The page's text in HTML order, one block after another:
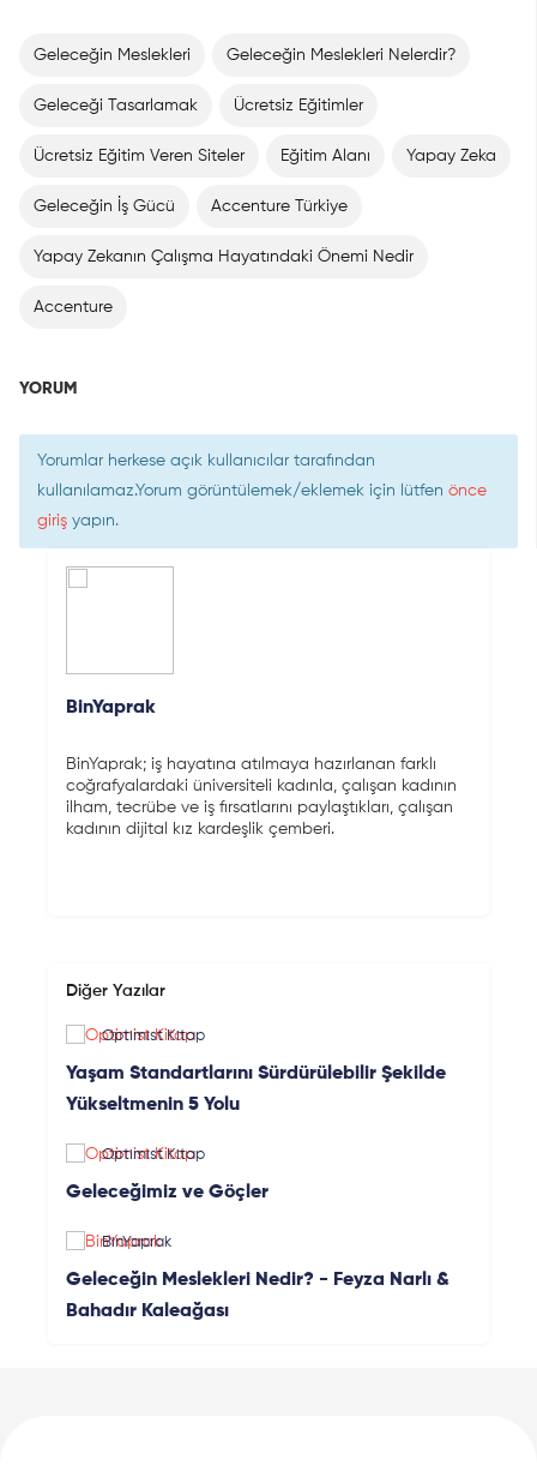
Geleceğin Meslekleri Geleceğin Meslekleri Nelerdir?
Geleceği Tasarlamak Ücretsiz Eğitimler
Ücretsiz Eğitim Veren Siteler Eğitim Alanı Yapay Zeka
Geleceğin İş Gücü Accenture Türkiye
Yapay Zekanın Çalışma Hayatındaki Önemi Nedir
Accenture
YORUM
Yorumlar herkese açık kullanıcılar tarafından
kullanılamaz.Yorum görüntülemek/eklemek için lütfen önce
giriş yapın.
BinYaprak
BinYaprak; iş hayatına atılmaya hazırlanan farklı
coğrafyalardaki üniversiteli kadınla, çalışan kadının
ilham, tecrübe ve iş fırsatlarını paylaştıkları, çalışan
kadının dijital kız kardeşlik çemberi.
Diğer Yazılar
Optimist Kitap
Yaşam Standartlarını Sürdürülebilir Şekilde
Yükseltmenin 5 Yolu
Optimist Kitap
Geleceğimiz ve Göçler
BinYaprak
Geleceğin Meslekleri Nedir? - Feyza Narlı &
Bahadır Kaleağası